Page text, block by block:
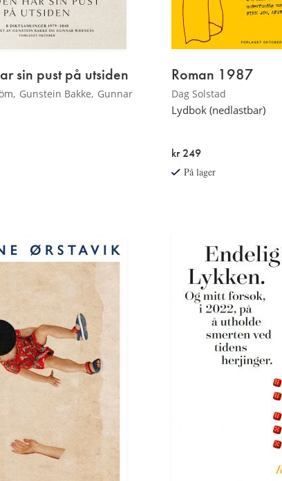
sin pust på utsiden
Gunstein Bakke Gunnar
Roman 1987
Dag Solstad
Lydbok (nedlastbar)
kr 249
På lager